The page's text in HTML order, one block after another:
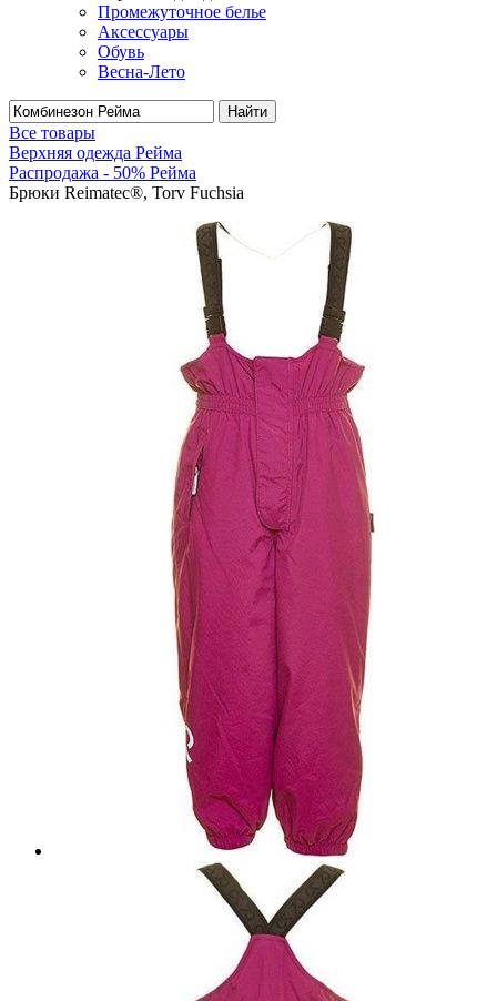
Промежуточное белье
Аксессуары
Обувь
Весна-Лето
Найти
Все товары
Верхняя одежда Рейма
Распродажа - 50% Рейма
Брюки Reimatec®, Torv Fuchsia